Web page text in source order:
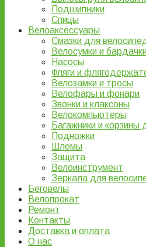
Подшипники
Спицы
Велоаксессуары
Смазки для
Велосумки и
Насосы
Фляги и
Велозамки и тросы
Велофары и фонари
Звонки и клаксоны
Велокомпьютеры
Багажники и корзины
Подножки
Шлемы
Защита
Велоинструмент
Зеркала для
Беговелы
Велопрокат
Ремонт
Контакты
Доставка и оплата
О нас